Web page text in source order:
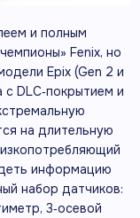
и полным
Fenix, но
Epix (Gen 2 и
DLC‑покрытием и
на длительную
информацию
набор датчиков:
3‑осевой